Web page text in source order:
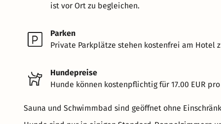
ist vor Ort zu begleichen.
Parken
Private Parkplätze stehen kostenfrei am Hotel
Hundepreise
Hunde können kostenpflichtig für 17.00 EUR
Sauna und Schwimmbad sind geöffnet ohne